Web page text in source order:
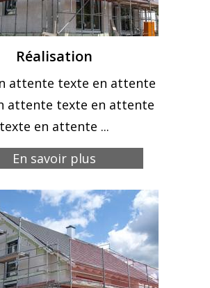
Réalisation
attente texte en attente
attente texte en attente
texte en attente ...
En savoir plus